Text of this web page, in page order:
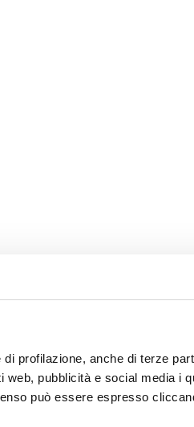
profilazione, anche di terze
web, pubblicità e social media i
può essere espresso